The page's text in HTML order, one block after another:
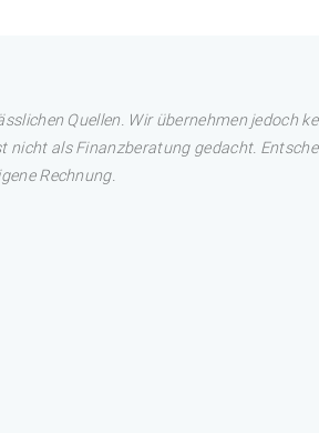
Quellen. Wir übernehmen jedoch
nicht als Finanzberatung gedacht.
Rechnung.